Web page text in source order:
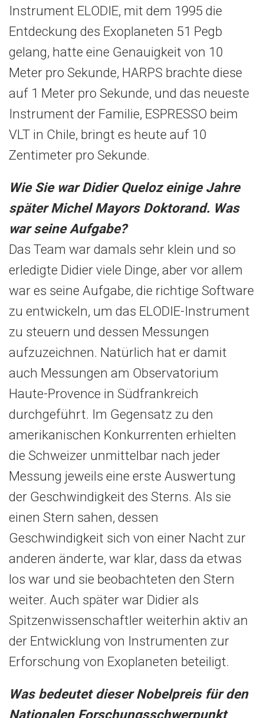
Instrument ELODIE, mit dem 1995 die
Entdeckung des Exoplaneten 51 Pegb
gelang, hatte eine Genauigkeit von 10
Meter pro Sekunde, HARPS brachte diese
auf 1 Meter pro Sekunde, und das neueste
Instrument der Familie, ESPRESSO beim
VLT in Chile, bringt es heute auf 10
Zentimeter pro Sekunde.
Wie Sie war Didier Queloz einige Jahre
später Michel Mayors Doktorand. Was
war seine Aufgabe?
Das Team war damals sehr klein und so
erledigte Didier viele Dinge, aber vor allem
war es seine Aufgabe, die richtige Software
zu entwickeln, um das ELODIE-Instrument
zu steuern und dessen Messungen
aufzuzeichnen. Natürlich hat er damit
auch Messungen am Observatorium
Haute-Provence in Südfrankreich
durchgeführt. Im Gegensatz zu den
amerikanischen Konkurrenten erhielten
die Schweizer unmittelbar nach jeder
Messung jeweils eine erste Auswertung
der Geschwindigkeit des Sterns. Als sie
einen Stern sahen, dessen
Geschwindigkeit sich von einer Nacht zur
anderen änderte, war klar, dass da etwas
los war und sie beobachteten den Stern
weiter. Auch später war Didier als
Spitzenwissenschaftler weiterhin aktiv an
der Entwicklung von Instrumenten zur
Erforschung von Exoplaneten beteiligt.
Was bedeutet dieser Nobelpreis für den
Nationalen Forschungsschwerpunkt